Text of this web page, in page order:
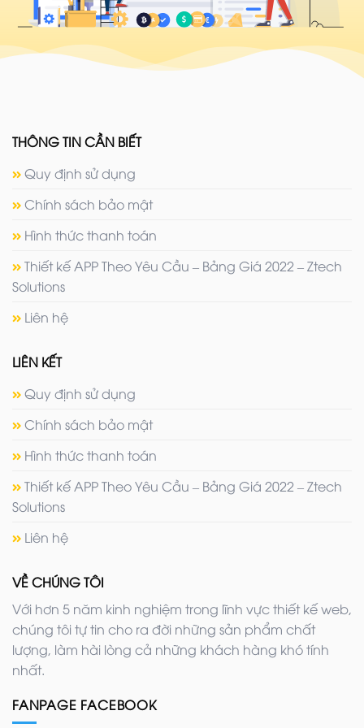
THÔNG TIN CẦN BIẾT
Quy định sử dụng
Chính sách bảo mật
Hình thức thanh toán
Thiết kế APP Theo Yêu Cầu – Bảng Giá 2022 – Ztech
Solutions
Liên hệ
LIÊN KẾT
Quy định sử dụng
Chính sách bảo mật
Hình thức thanh toán
Thiết kế APP Theo Yêu Cầu – Bảng Giá 2022 – Ztech
Solutions
Liên hệ
VỀ CHÚNG TÔI
Với hơn 5 năm kinh nghiệm trong lĩnh vực thiết kế web,
chúng tôi tự tin cho ra đời những sản phẩm chất
lượng, làm hài lòng cả những khách hàng khó tính
nhất.
FANPAGE FACEBOOK